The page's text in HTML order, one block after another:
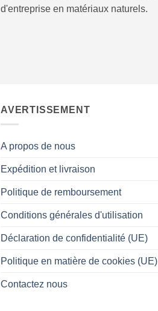
d'entreprise en matériaux naturels.
AVERTISSEMENT
A propos de nous
Expédition et livraison
Politique de remboursement
Conditions générales d'utilisation
Déclaration de confidentialité (UE)
Politique en matière de cookies (UE)
Contactez nous